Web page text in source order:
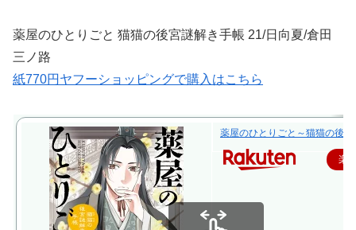
薬屋のひとりごと 猫猫の後宮謎解き手帳 21/日向夏/倉田
三ノ路
紙770円ヤフーショッピングで購入はこちら
薬屋のひとりごと～猫猫の後
楽